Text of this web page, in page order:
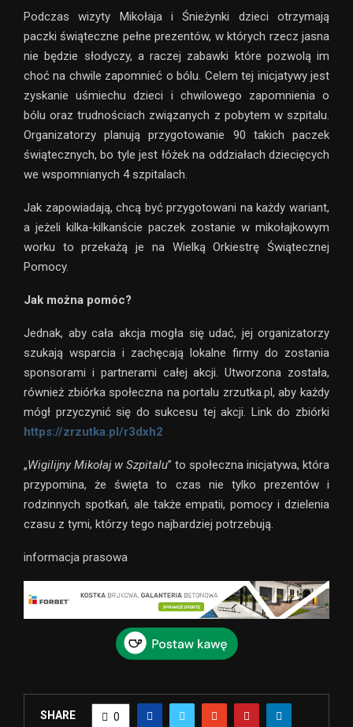
Podczas wizyty Mikołaja i Śnieżynki dzieci otrzymają
paczki świąteczne pełne prezentów, w których rzecz jasna
nie będzie słodyczy, a raczej zabawki które pozwolą im
choć na chwile zapomnieć o bólu. Celem tej inicjatywy jest
zyskanie uśmiechu dzieci i chwilowego zapomnienia o
bólu oraz trudnościach związanych z pobytem w szpitalu.
Organizatorzy planują przygotowanie 90 takich paczek
świątecznych, bo tyle jest łóżek na oddziałach dziecięcych
we wspomnianych 4 szpitalach.
Jak zapowiadają, chcą być przygotowani na każdy wariant,
a jeżeli kilka-kilkanście paczek zostanie w mikołajkowym
worku to przekażą je na Wielką Orkiestrę Świątecznej
Pomocy.
Jak można pomóc?
Jednak, aby cała akcja mogła się udać, jej organizatorzy
szukają wsparcia i zachęcają lokalne firmy do zostania
sponsorami i partnerami całej akcji. Utworzona została,
również zbiórka społeczna na portalu zrzutka.pl, aby każdy
mógł przyczynić się do sukcesu tej akcji. Link do zbiórki
https://zrzutka.pl/r3dxh2
„Wigilijny Mikołaj w Szpitalu” to społeczna inicjatywa, która
przypomina, że święta to czas nie tylko prezentów i
rodzinnych spotkań, ale także empatii, pomocy i dzielenia
czasu z tymi, którzy tego najbardziej potrzebują.
informacja prasowa
SHARE 0